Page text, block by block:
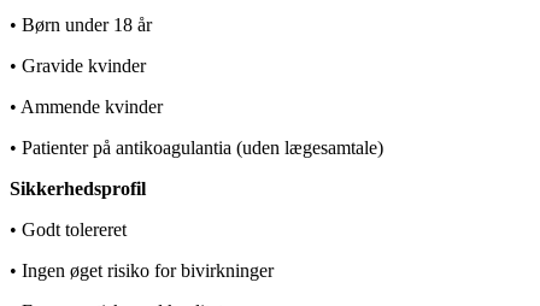
• Børn under 18 år
• Gravide kvinder
• Ammende kvinder
• Patienter på antikoagulantia (uden lægesamtale)
Sikkerhedsprofil
• Godt tolereret
• Ingen øget risiko for bivirkninger